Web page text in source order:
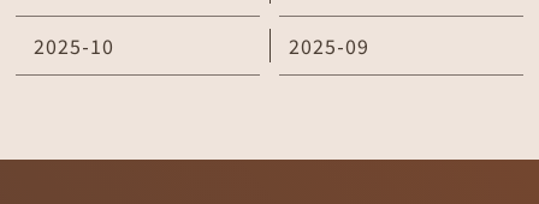
2025-10 2025-09